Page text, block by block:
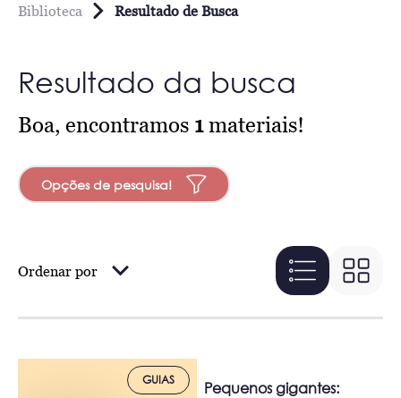
Biblioteca Resultado de Busca
Resultado da busca
Boa, encontramos 1materiais!
Opções de pesquisa!
Ordenar por
GUIAS
Pequenos gigantes: